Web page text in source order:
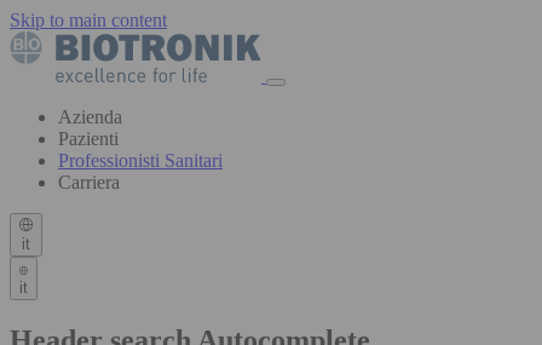
Skip to main content
Azienda
Pazienti
Professionisti Sanitari
Carriera
it
it